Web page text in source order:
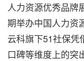
人力资源优秀品牌
期举办中国人力资
云科旗下51社保凭
口碑等维度上的突